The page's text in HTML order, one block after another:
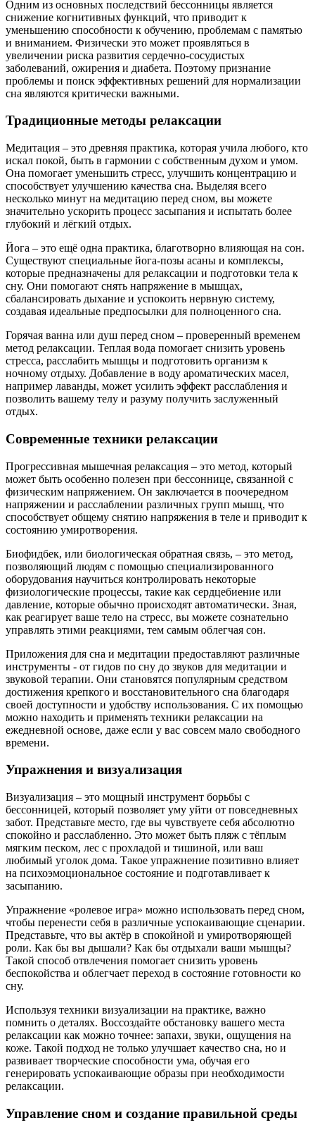
Одним из основных последствий бессонницы является
снижение когнитивных функций, что приводит к
уменьшению способности к обучению, проблемам с памятью
и вниманием. Физически это может проявляться в
увеличении риска развития сердечно-сосудистых
заболеваний, ожирения и диабета. Поэтому признание
проблемы и поиск эффективных решений для нормализации
сна являются критически важными.
Традиционные методы релаксации
Медитация – это древняя практика, которая учила любого, кто
искал покой, быть в гармонии с собственным духом и умом.
Она помогает уменьшить стресс, улучшить концентрацию и
способствует улучшению качества сна. Выделяя всего
несколько минут на медитацию перед сном, вы можете
значительно ускорить процесс засыпания и испытать более
глубокий и лёгкий отдых.
Йога – это ещё одна практика, благотворно влияющая на сон.
Существуют специальные йога-позы асаны и комплексы,
которые предназначены для релаксации и подготовки тела к
сну. Они помогают снять напряжение в мышцах,
сбалансировать дыхание и успокоить нервную систему,
создавая идеальные предпосылки для полноценного сна.
Горячая ванна или душ перед сном – проверенный временем
метод релаксации. Теплая вода помогает снизить уровень
стресса, расслабить мышцы и подготовить организм к
ночному отдыху. Добавление в воду ароматических масел,
например лаванды, может усилить эффект расслабления и
позволить вашему телу и разуму получить заслуженный
отдых.
Современные техники релаксации
Прогрессивная мышечная релаксация – это метод, который
может быть особенно полезен при бессоннице, связанной с
физическим напряжением. Он заключается в поочередном
напряжении и расслаблении различных групп мышц, что
способствует общему снятию напряжения в теле и приводит к
состоянию умиротворения.
Биофидбек, или биологическая обратная связь, – это метод,
позволяющий людям с помощью специализированного
оборудования научиться контролировать некоторые
физиологические процессы, такие как сердцебиение или
давление, которые обычно происходят автоматически. Зная,
как реагирует ваше тело на стресс, вы можете сознательно
управлять этими реакциями, тем самым облегчая сон.
Приложения для сна и медитации предоставляют различные
инструменты - от гидов по сну до звуков для медитации и
звуковой терапии. Они становятся популярным средством
достижения крепкого и восстановительного сна благодаря
своей доступности и удобству использования. С их помощью
можно находить и применять техники релаксации на
ежедневной основе, даже если у вас совсем мало свободного
времени.
Упражнения и визуализация
Визуализация – это мощный инструмент борьбы с
бессонницей, который позволяет уму уйти от повседневных
забот. Представьте место, где вы чувствуете себя абсолютно
спокойно и расслабленно. Это может быть пляж с тёплым
мягким песком, лес с прохладой и тишиной, или ваш
любимый уголок дома. Такое упражнение позитивно влияет
на психоэмоциональное состояние и подготавливает к
засыпанию.
Упражнение «ролевое игра» можно использовать перед сном,
чтобы перенести себя в различные успокаивающие сценарии.
Представьте, что вы актёр в спокойной и умиротворяющей
роли. Как бы вы дышали? Как бы отдыхали ваши мышцы?
Такой способ отвлечения помогает снизить уровень
беспокойства и облегчает переход в состояние готовности ко
сну.
Используя техники визуализации на практике, важно
помнить о деталях. Воссоздайте обстановку вашего места
релаксации как можно точнее: запахи, звуки, ощущения на
коже. Такой подход не только улучшает качество сна, но и
развивает творческие способности ума, обучая его
генерировать успокаивающие образы при необходимости
релаксации.
Управление сном и создание правильной среды